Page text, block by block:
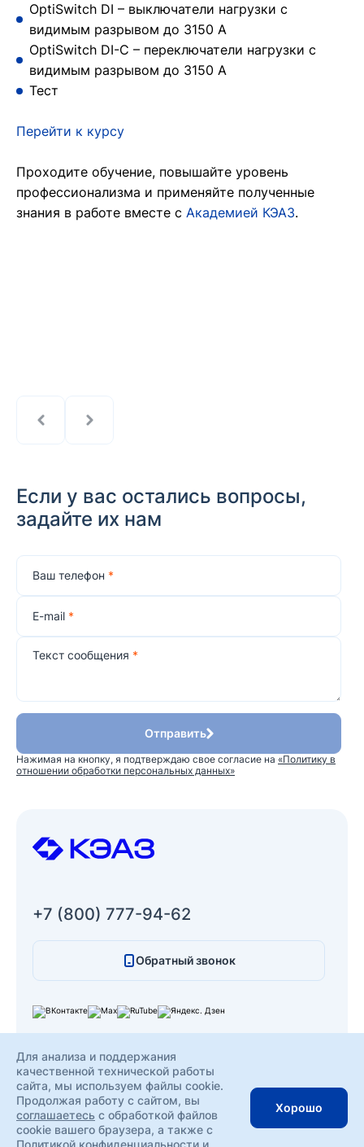
OptiSwitch DI – выключатели нагрузки с
видимым разрывом до 3150 А
OptiSwitch DI-С – переключатели нагрузки с
видимым разрывом до 3150 А
Тест
Перейти к курсу
Проходите обучение, повышайте уровень
профессионализма и применяйте полученные
знания в работе вместе с Академией КЭАЗ.
Если у вас остались вопросы,
задайте их нам
Ваш телефон *
E-mail *
Текст сообщения *
Отправить
Нажимая на кнопку, я подтверждаю свое согласие на «Политику в
отношении обработки персональных данных»
+7 (800) 777-94-62
Обратный звонок
Соглашение об использовании сайта
Политика конфиденциальности
Разработка сайта — компания «Факт»
© КЭАЗ
Реклама, АО "КЭАЗ",
ОГРН 1024600941936,
ERID: LdtCKNnMw
Для анализа и поддержания
качественной технической работы
сайта, мы используем файлы cookie.
Продолжая работу с сайтом, вы
соглашаетесь с обработкой файлов
cookie вашего браузера, а также с
Политикой конфиденциальности и
Хорошо